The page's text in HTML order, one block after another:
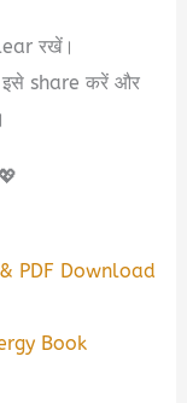
रखें।
share करें और
PDF Download
Book